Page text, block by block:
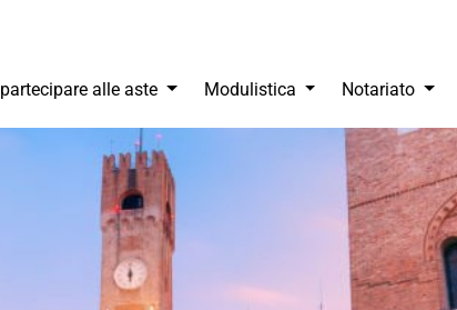
alle aste Modulistica Notariato